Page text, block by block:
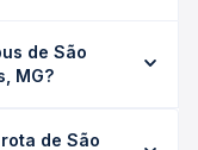
podendo variar
de São
MG?
média R$ 259,00 e
de São